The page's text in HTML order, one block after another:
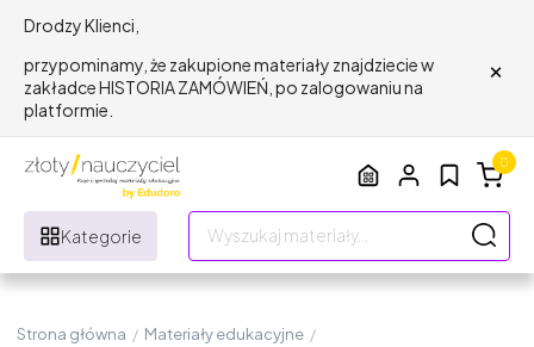
Drodzy Klienci,
przypominamy, że zakupione materiały znajdziecie w
zakładce HISTORIA ZAMÓWIEŃ, po zalogowaniu na
platformie.
×
Kategorie
0
Strona główna / Materiały edukacyjne /